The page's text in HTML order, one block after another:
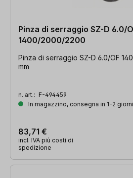
Pinza di serraggio SZ-D 6.0/
1400/2000/2200
Pinza di serraggio SZ-D 6.0/OF
mm
n. art.: F-494459
In magazzino, consegna in 1-2
83,71 €
incl. IVA più costi di
spedizione